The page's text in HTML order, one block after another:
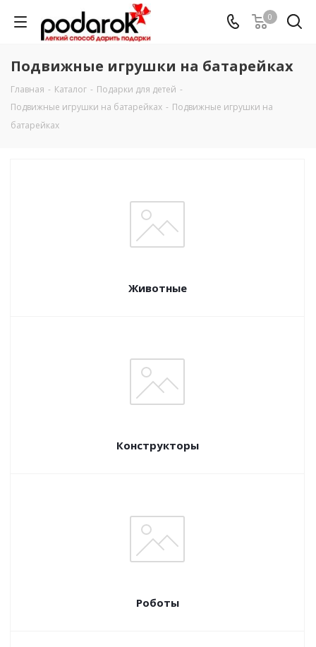
0
Подвижные игрушки на батарейках
Главная - Каталог - Подарки для детей -
Подвижные игрушки на батарейках - Подвижные игрушки на
батарейках
Животные
Конструкторы
Роботы